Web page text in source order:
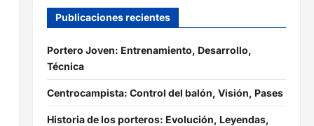
Publicaciones recientes
Portero Joven: Entrenamiento, Desarrollo,
Técnica
Centrocampista: Control del balón, Visión, Pases
Historia de los porteros: Evolución, Leyendas,